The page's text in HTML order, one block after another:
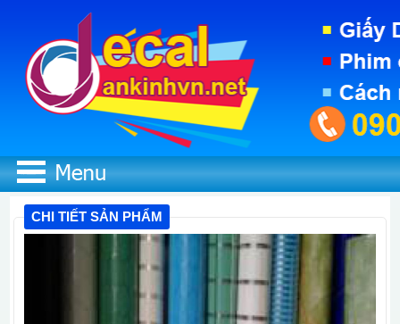
CHI TIẾT SẢN PHẨM